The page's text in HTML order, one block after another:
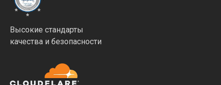
Высокие стандарты
качества и безопасности